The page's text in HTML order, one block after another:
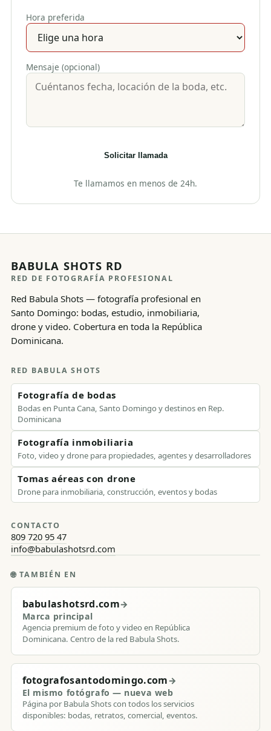
Hora preferida
Mensaje (opcional)
Solicitar llamada
Te llamamos en menos de 24h.
BABULA SHOTS RD
RED DE FOTOGRAFÍA PROFESIONAL
Red Babula Shots — fotografía profesional en
Santo Domingo: bodas, estudio, inmobiliaria,
drone y video. Cobertura en toda la República
Dominicana.
RED BABULA SHOTS
Fotografía de bodas
Bodas en Punta Cana, Santo Domingo y destinos en Rep.
Dominicana
Fotografía inmobiliaria
Foto, video y drone para propiedades, agentes y desarrolladores
Tomas aéreas con drone
Drone para inmobiliaria, construcción, eventos y bodas
CONTACTO
809 720 95 47
info@babulashotsrd.com
🌐 TAMBIÉN EN
babulashotsrd.com→
Marca principal
Agencia premium de foto y video en República
Dominicana. Centro de la red Babula Shots.
fotografosantodomingo.com→
El mismo fotógrafo — nueva web
Página por Babula Shots con todos los servicios
disponibles: bodas, retratos, comercial, eventos.